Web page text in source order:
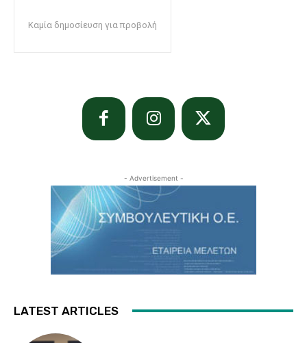
Καμία δημοσίευση για προβολή
- Advertisement -
LATEST ARTICLES